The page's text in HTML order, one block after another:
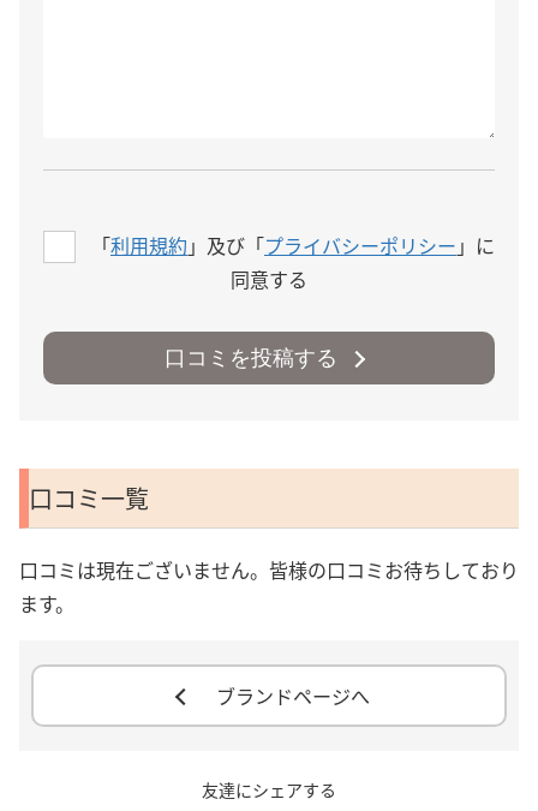
「利用規約 」及び「プライバシーポリシー 」に
同意する
口コミを投稿する
口コミ一覧
口コミは現在ございません。皆様の口コミお待ちしており
ます。
ブランドページへ
友達にシェアする